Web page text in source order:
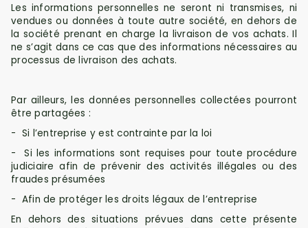
Les informations personnelles ne seront ni transmises, ni
vendues ou données à toute autre société, en dehors de
la société prenant en charge la livraison de vos achats. Il
ne s’agit dans ce cas que des informations nécessaires au
processus de livraison des achats.
Par ailleurs, les données personnelles collectées pourront
être partagées :
- Si l’entreprise y est contrainte par la loi
-Si les informations sont requises pour toute procédure
judiciaire afin de prévenir des activités illégales ou des
fraudes présumées
- Afin de protéger les droits légaux de l’entreprise
En dehors des situations prévues dans cette présente